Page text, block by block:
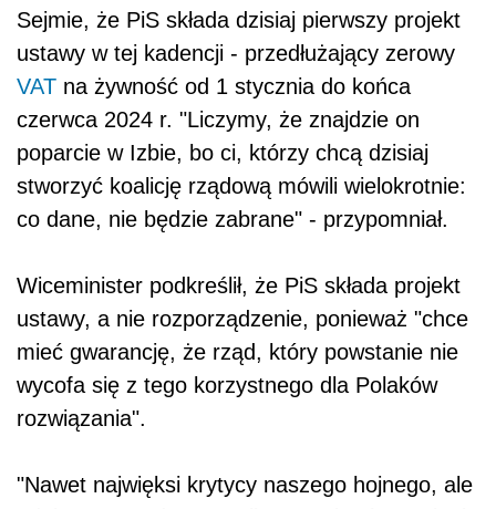
Sejmie, że PiS składa dzisiaj pierwszy projekt
ustawy w tej kadencji - przedłużający zerowy
VAT na żywność od 1 stycznia do końca
czerwca 2024 r. "Liczymy, że znajdzie on
poparcie w Izbie, bo ci, którzy chcą dzisiaj
stworzyć koalicję rządową mówili wielokrotnie:
co dane, nie będzie zabrane" - przypomniał.
Wiceminister podkreślił, że PiS składa projekt
ustawy, a nie rozporządzenie, ponieważ "chce
mieć gwarancję, że rząd, który powstanie nie
wycofa się z tego korzystnego dla Polaków
rozwiązania".
"Nawet najwięksi krytycy naszego hojnego, ale